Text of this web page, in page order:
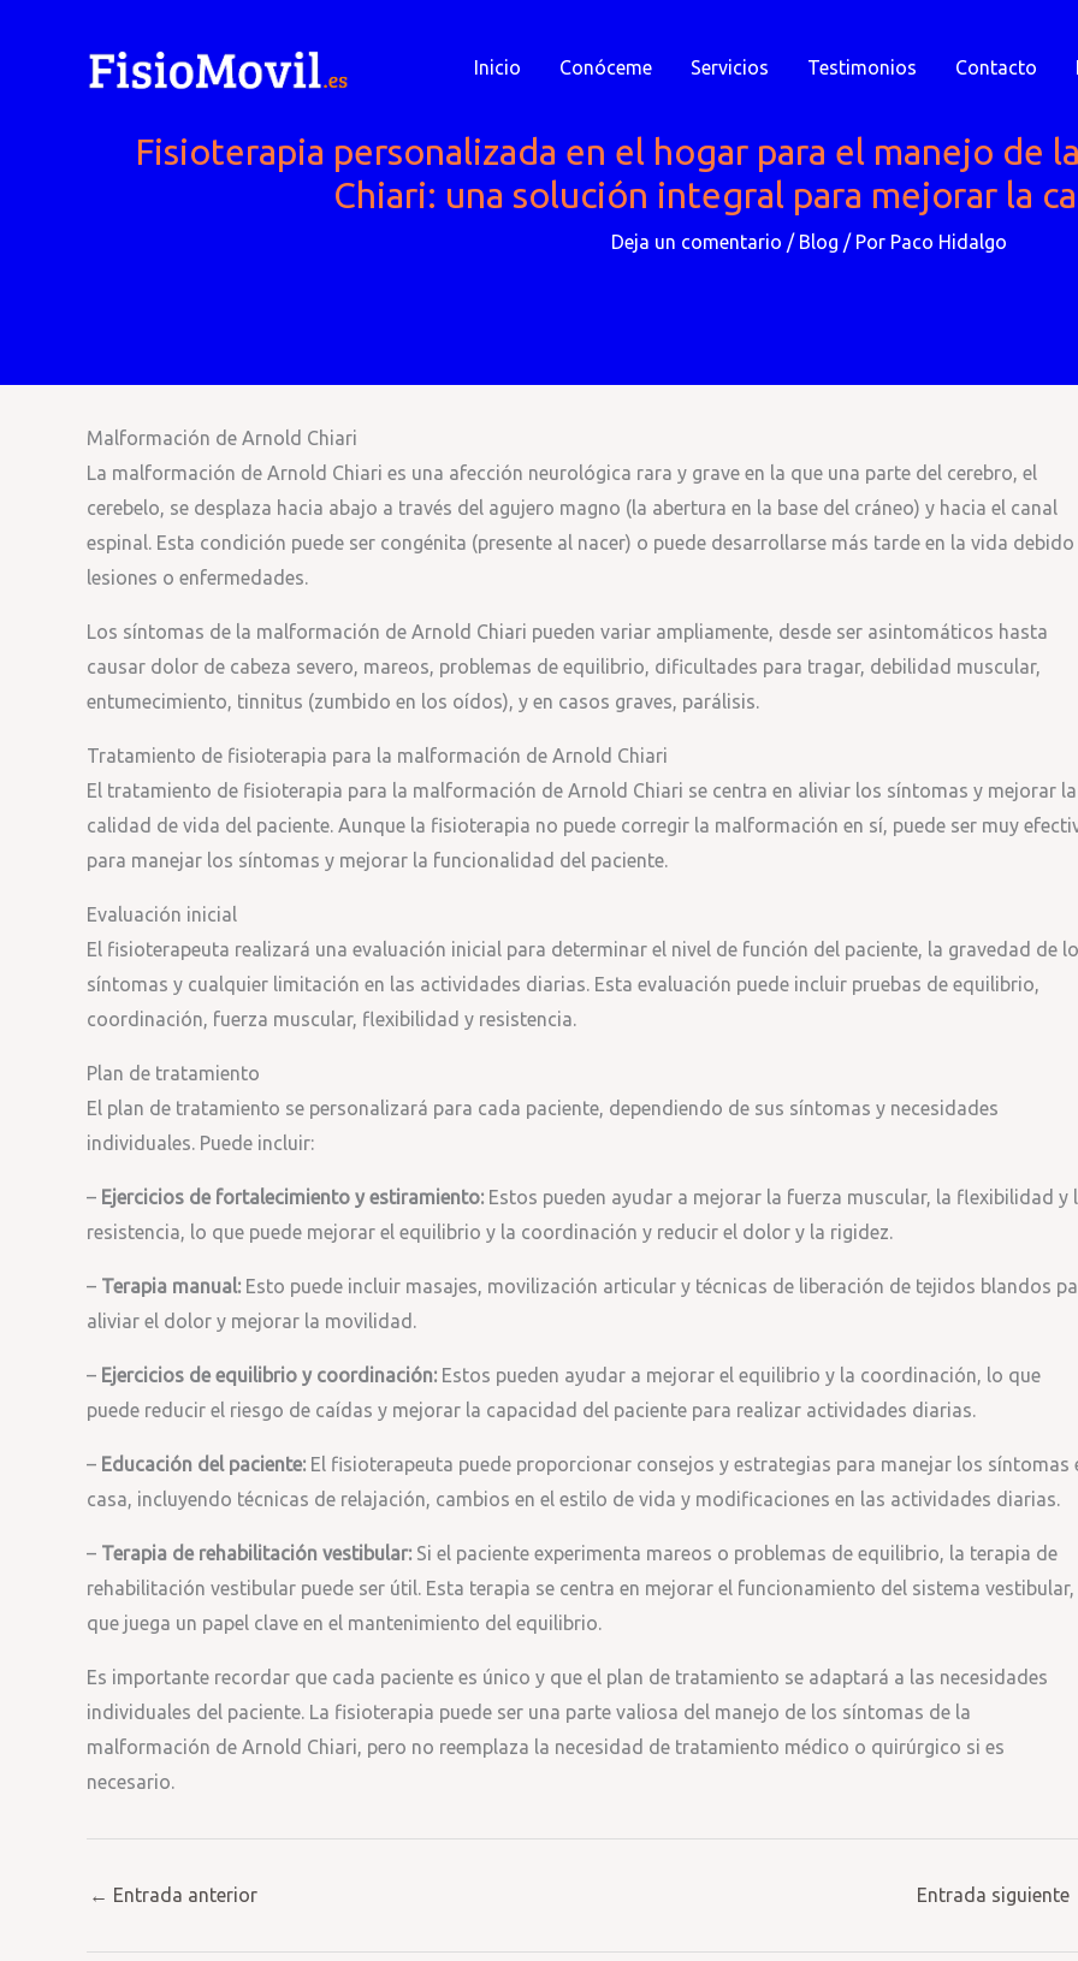
Inicio Conóceme Servicios Testimonios Contacto
Fisioterapia personalizada en el hogar para el manejo de
Chiari: una solución integral para mejorar la
Deja un comentario / Blog / Por Paco Hidalgo
Malformación de Arnold Chiari
La malformación de Arnold Chiari es una afección neurológica rara y grave en la que una parte del cerebro, el
cerebelo, se desplaza hacia abajo a través del agujero magno (la abertura en la base del cráneo) y hacia el canal
espinal. Esta condición puede ser congénita (presente al nacer) o puede desarrollarse más tarde en la vida debido
lesiones o enfermedades.
Los síntomas de la malformación de Arnold Chiari pueden variar ampliamente, desde ser asintomáticos hasta
causar dolor de cabeza severo, mareos, problemas de equilibrio, dificultades para tragar, debilidad muscular,
entumecimiento, tinnitus (zumbido en los oídos), y en casos graves, parálisis.
Tratamiento de fisioterapia para la malformación de Arnold Chiari
El tratamiento de fisioterapia para la malformación de Arnold Chiari se centra en aliviar los síntomas y mejorar la
calidad de vida del paciente. Aunque la fisioterapia no puede corregir la malformación en sí, puede ser muy
para manejar los síntomas y mejorar la funcionalidad del paciente.
Evaluación inicial
El fisioterapeuta realizará una evaluación inicial para determinar el nivel de función del paciente, la gravedad de
síntomas y cualquier limitación en las actividades diarias. Esta evaluación puede incluir pruebas de equilibrio,
coordinación, fuerza muscular, flexibilidad y resistencia.
Plan de tratamiento
El plan de tratamiento se personalizará para cada paciente, dependiendo de sus síntomas y necesidades
individuales. Puede incluir:
– Ejercicios de fortalecimiento y estiramiento: Estos pueden ayudar a mejorar la fuerza muscular, la flexibilidad y
resistencia, lo que puede mejorar el equilibrio y la coordinación y reducir el dolor y la rigidez.
– Terapia manual: Esto puede incluir masajes, movilización articular y técnicas de liberación de tejidos blandos
aliviar el dolor y mejorar la movilidad.
– Ejercicios de equilibrio y coordinación: Estos pueden ayudar a mejorar el equilibrio y la coordinación, lo que
puede reducir el riesgo de caídas y mejorar la capacidad del paciente para realizar actividades diarias.
– Educación del paciente: El fisioterapeuta puede proporcionar consejos y estrategias para manejar los síntomas
casa, incluyendo técnicas de relajación, cambios en el estilo de vida y modificaciones en las actividades diarias.
– Terapia de rehabilitación vestibular: Si el paciente experimenta mareos o problemas de equilibrio, la terapia de
rehabilitación vestibular puede ser útil. Esta terapia se centra en mejorar el funcionamiento del sistema vestibular,
que juega un papel clave en el mantenimiento del equilibrio.
Es importante recordar que cada paciente es único y que el plan de tratamiento se adaptará a las necesidades
individuales del paciente. La fisioterapia puede ser una parte valiosa del manejo de los síntomas de la
malformación de Arnold Chiari, pero no reemplaza la necesidad de tratamiento médico o quirúrgico si es
necesario.
← Entrada anterior Entrada siguiente